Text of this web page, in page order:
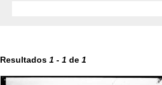
Resultados 1 - 1 de 1